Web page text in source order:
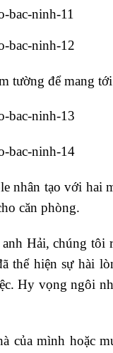
tường để mang
nhân tạo với hai
căn phòng.
Hải, chúng
thể hiện sự hài
Hy vọng ngôi
của mình hoặc